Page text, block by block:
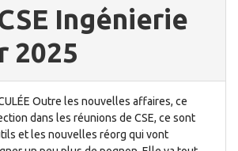
Ingénierie
2025
Outre les nouvelles affaires, ce
dans les réunions de CSE, ce sont
et les nouvelles réorg qui vont